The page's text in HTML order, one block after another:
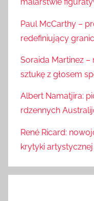
Paul McCarthy –
redefiniujący
Soraida Martinez –
sztukę z głosem
Albert Namatjira:
rdzennych
René Ricard:
krytyki artystycznej